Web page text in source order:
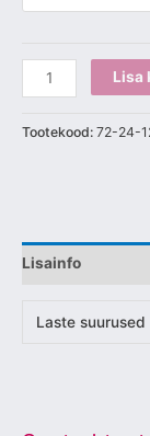
Lisa
Tootekood: 72-24-
Lisainfo
Laste suurused